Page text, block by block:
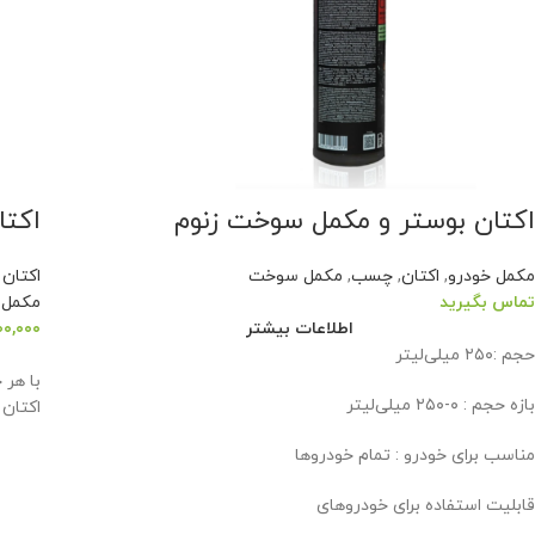
اکتان بوستر و مکمل سوخت زنوم
مکمل خودرو, اکتان, چسب, مکمل سوخت
تماس بگیرید
اطلاعات بیشتر
حجم :۲۵۰ میلی‌لیتر
بازه حجم : ۰-۲۵۰ میلی‌لیتر
مناسب برای خودرو : تمام خودروها
قابلیت استفاده برای خودروهای